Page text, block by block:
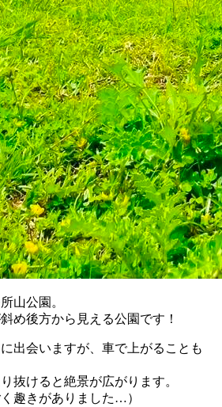
山公園。
め後方から見える公園です！
出会いますが、車で上がることも
抜けると絶景が広がります。
趣きがありました…）